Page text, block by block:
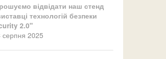
відвідати наш стенд
технологій безпеки
2.0"
серпня 2025